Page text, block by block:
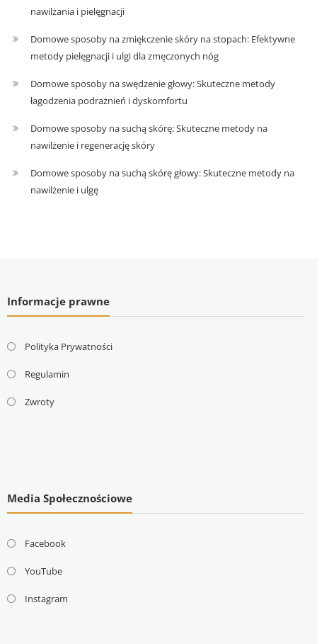
nawilżania i pielęgnacji
Domowe sposoby na zmiękczenie skóry na stopach: Efektywne
metody pielęgnacji i ulgi dla zmęczonych nóg
Domowe sposoby na swędzenie głowy: Skuteczne metody
łagodzenia podrażnień i dyskomfortu
Domowe sposoby na suchą skórę: Skuteczne metody na
nawilżenie i regenerację skóry
Domowe sposoby na suchą skórę głowy: Skuteczne metody na
nawilżenie i ulgę
Informacje prawne
Polityka Prywatności
Regulamin
Zwroty
Media Społecznościowe
Facebook
YouTube
Instagram